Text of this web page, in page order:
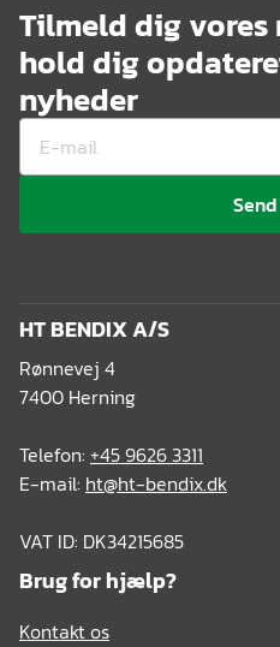
Tilmeld dig vores
hold dig
nyheder
Send
HT BENDIX A/S
Rønnevej 4
7400 Herning
Telefon: +45 9626 3311
E-mail: ht@ht-bendix.dk
VAT ID: DK34215685
Brug for hjælp?
Kontakt os